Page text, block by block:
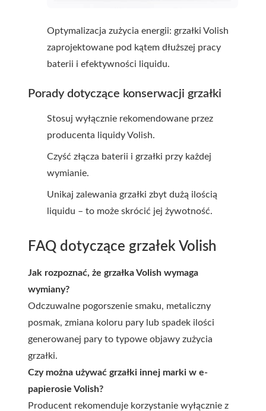
Optymalizacja zużycia energii: grzałki Volish
zaprojektowane pod kątem dłuższej pracy
baterii i efektywności liquidu.
Porady dotyczące konserwacji grzałki
Stosuj wyłącznie rekomendowane przez
producenta liquidy Volish.
Czyść złącza baterii i grzałki przy każdej
wymianie.
Unikaj zalewania grzałki zbyt dużą ilością
liquidu – to może skrócić jej żywotność.
FAQ dotyczące grzałek Volish
Jak rozpoznać, że grzałka Volish wymaga
wymiany?
Odczuwalne pogorszenie smaku, metaliczny
posmak, zmiana koloru pary lub spadek ilości
generowanej pary to typowe objawy zużycia
grzałki.
Czy można używać grzałki innej marki w e-
papierosie Volish?
Producent rekomenduje korzystanie wyłącznie z